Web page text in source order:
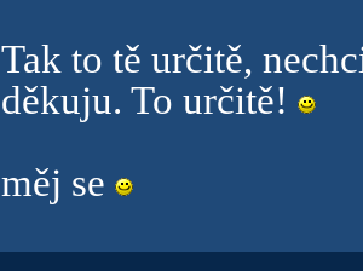
Tak to tě určitě,
děkuju. To určitě!
měj se